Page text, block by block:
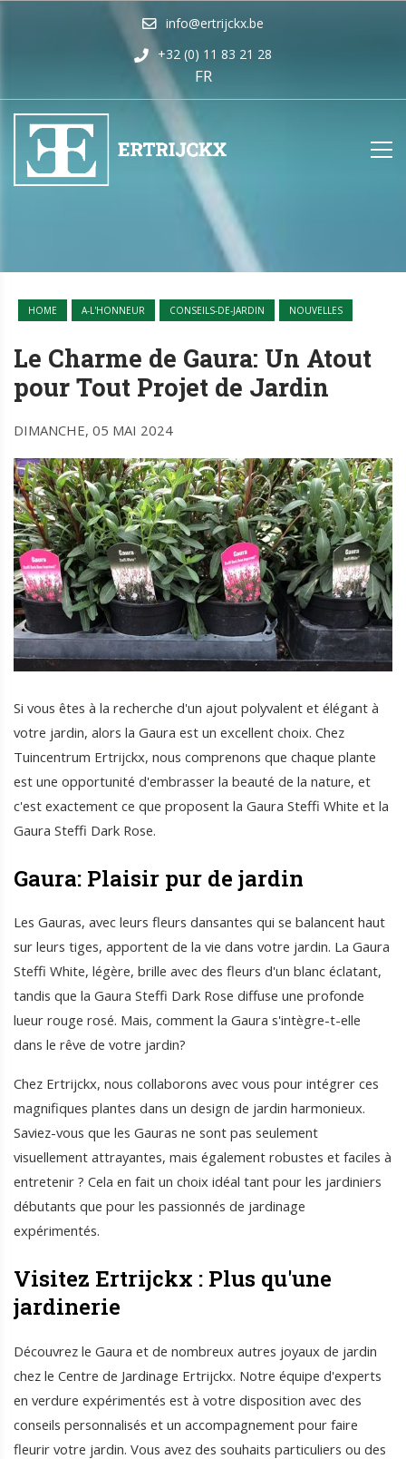
info@ertrijckx.be
+32 (0) 11 83 21 28
FR
HOME A-L'HONNEUR CONSEILS-DE-JARDIN NOUVELLES
Le Charme de Gaura: Un Atout
pour Tout Projet de Jardin
DIMANCHE, 05 MAI 2024
Si vous êtes à la recherche d'un ajout polyvalent et élégant à
votre jardin, alors la Gaura est un excellent choix. Chez
Tuincentrum Ertrijckx, nous comprenons que chaque plante
est une opportunité d'embrasser la beauté de la nature, et
c'est exactement ce que proposent la Gaura Steffi White et la
Gaura Steffi Dark Rose.
Gaura: Plaisir pur de jardin
Les Gauras, avec leurs fleurs dansantes qui se balancent haut
sur leurs tiges, apportent de la vie dans votre jardin. La Gaura
Steffi White, légère, brille avec des fleurs d'un blanc éclatant,
tandis que la Gaura Steffi Dark Rose diffuse une profonde
lueur rouge rosé. Mais, comment la Gaura s'intègre-t-elle
dans le rêve de votre jardin?
Chez Ertrijckx, nous collaborons avec vous pour intégrer ces
magnifiques plantes dans un design de jardin harmonieux.
Saviez-vous que les Gauras ne sont pas seulement
visuellement attrayantes, mais également robustes et faciles à
entretenir ? Cela en fait un choix idéal tant pour les jardiniers
débutants que pour les passionnés de jardinage
expérimentés.
Visitez Ertrijckx : Plus qu'une
jardinerie
Découvrez le Gaura et de nombreux autres joyaux de jardin
chez le Centre de Jardinage Ertrijckx. Notre équipe d'experts
en verdure expérimentés est à votre disposition avec des
conseils personnalisés et un accompagnement pour faire
fleurir votre jardin. Vous avez des souhaits particuliers ou des